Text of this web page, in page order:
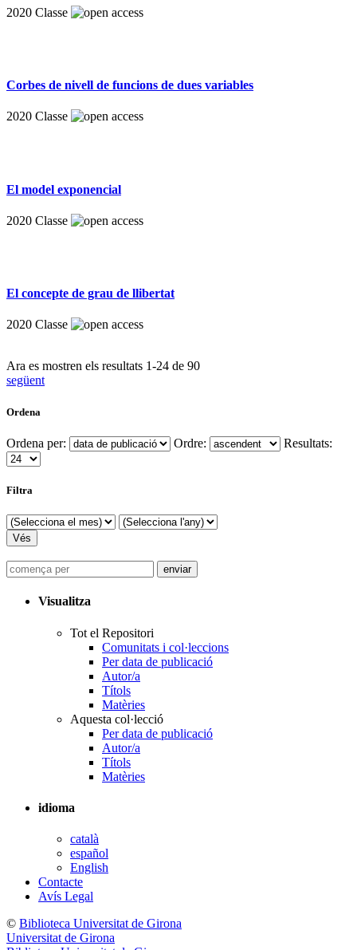
2020 Classe
Corbes de nivell de funcions de dues variables
2020 Classe
El model exponencial
2020 Classe
El concepte de grau de llibertat
2020 Classe
Ara es mostren els resultats 1-24 de 90
següent
Ordena
Ordena per: Ordre: Resultats:
Filtra
Visualitza
Tot el Repositori
Comunitats i col·leccions
Per data de publicació
Autor/a
Títols
Matèries
Aquesta col·lecció
Per data de publicació
Autor/a
Títols
Matèries
idioma
català
español
English
Contacte
Avís Legal
© Biblioteca Universitat de Girona
Universitat de Girona